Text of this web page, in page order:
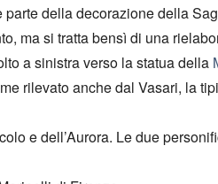
della decorazione della
ma si tratta bensì di una
a sinistra verso la statua della
rilevato anche dal Vasari, la
e dell’Aurora. Le due